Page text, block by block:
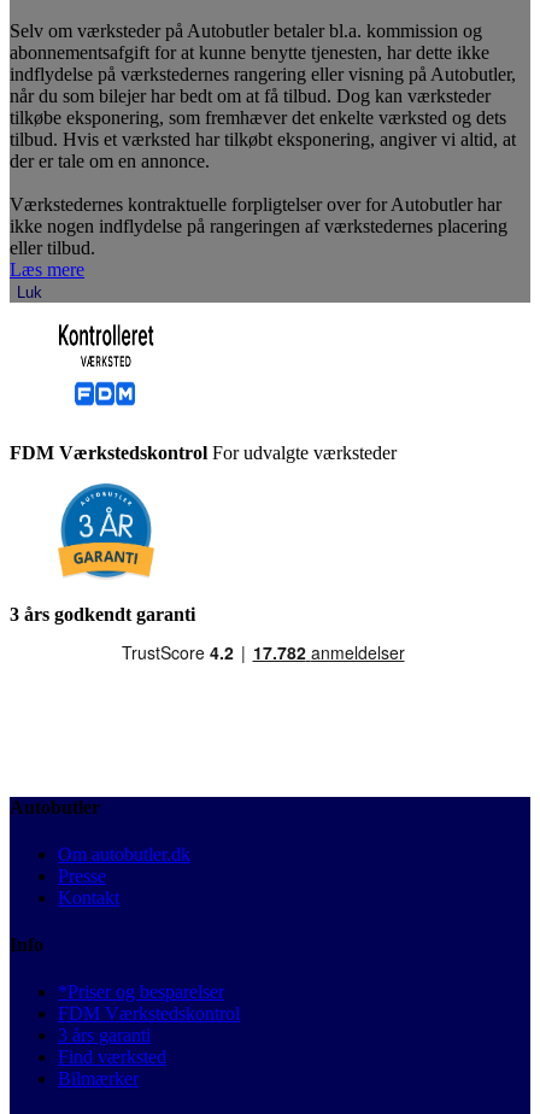
Selv om værksteder på Autobutler betaler bl.a. kommission og
abonnementsafgift for at kunne benytte tjenesten, har dette ikke
indflydelse på værkstedernes rangering eller visning på Autobutler,
når du som bilejer har bedt om at få tilbud. Dog kan værksteder
tilkøbe eksponering, som fremhæver det enkelte værksted og dets
tilbud. Hvis et værksted har tilkøbt eksponering, angiver vi altid, at
der er tale om en annonce.
Værkstedernes kontraktuelle forpligtelser over for Autobutler har
ikke nogen indflydelse på rangeringen af værkstedernes placering
eller tilbud.
Læs mere
Luk
FDM Værkstedskontrol For udvalgte værksteder
3 års godkendt garanti
Autobutler
Om autobutler.dk
Presse
Kontakt
Info
*Priser og besparelser
FDM Værkstedskontrol
3 års garanti
Find værksted
Bilmærker